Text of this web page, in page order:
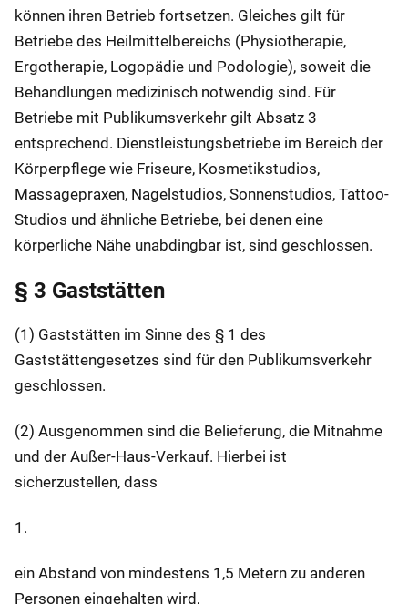
können ihren Betrieb fortsetzen. Gleiches gilt für
Betriebe des Heilmittelbereichs (Physiotherapie,
Ergotherapie, Logopädie und Podologie), soweit die
Behandlungen medizinisch notwendig sind. Für
Betriebe mit Publikumsverkehr gilt Absatz 3
entsprechend. Dienstleistungsbetriebe im Bereich der
Körperpflege wie Friseure, Kosmetikstudios,
Massagepraxen, Nagelstudios, Sonnenstudios, Tattoo-
Studios und ähnliche Betriebe, bei denen eine
körperliche Nähe unabdingbar ist, sind geschlossen.
§ 3 Gaststätten
(1) Gaststätten im Sinne des § 1 des
Gaststättengesetzes sind für den Publikumsverkehr
geschlossen.
(2) Ausgenommen sind die Belieferung, die Mitnahme
und der Außer-Haus-Verkauf. Hierbei ist
sicherzustellen, dass
1.
ein Abstand von mindestens 1,5 Metern zu anderen
Personen eingehalten wird,